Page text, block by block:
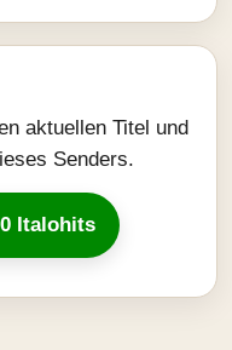
aktuellen Titel und
Senders.
Italohits